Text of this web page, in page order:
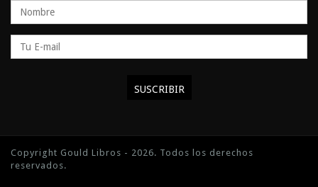
Copyright Gould Libros - 2026. Todos los derechos
reservados.